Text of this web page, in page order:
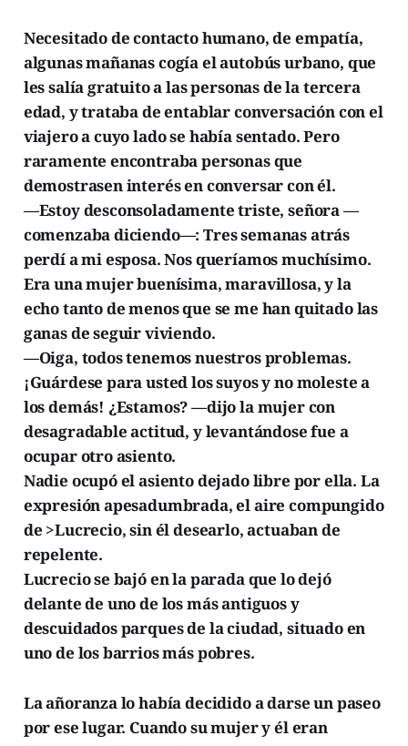
Necesitado de contacto humano, de empatía,
algunas mañanas cogía el autobús urbano, que
les salía gratuito a las personas de la tercera
edad, y trataba de entablar conversación con el
viajero a cuyo lado se había sentado. Pero
raramente encontraba personas que
demostrasen interés en conversar con él.
—Estoy desconsoladamente triste, señora —
comenzaba diciendo—: Tres semanas atrás
perdí a mi esposa. Nos queríamos muchísimo.
Era una mujer buenísima, maravillosa, y la
echo tanto de menos que se me han quitado las
ganas de seguir viviendo.
—Oiga, todos tenemos nuestros problemas.
¡Guárdese para usted los suyos y no moleste a
los demás! ¿Estamos? —dijo la mujer con
desagradable actitud, y levantándose fue a
ocupar otro asiento.
Nadie ocupó el asiento dejado libre por ella. La
expresión apesadumbrada, el aire compungido
de >Lucrecio, sin él desearlo, actuaban de
repelente.
Lucrecio se bajó en la parada que lo dejó
delante de uno de los más antiguos y
descuidados parques de la ciudad, situado en
uno de los barrios más pobres.
La añoranza lo había decidido a darse un paseo
por ese lugar. Cuando su mujer y él eran